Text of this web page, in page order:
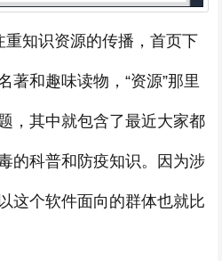
知识资源的传播，首页下
著和趣味读物，“资源”那里
，其中就包含了最近大家都
的科普和防疫知识。因为涉
这个软件面向的群体也就比